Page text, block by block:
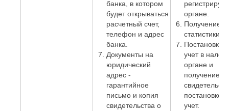
банка, в котором
будет открываться
расчетный счет,
телефон и адрес
банка.
Документы на
юридический
адрес -
гарантийное
письмо и копия
свидетельства о
органе.
Получение
статистики.
Постановка
учет в
органе и
получение
постановке
учет.